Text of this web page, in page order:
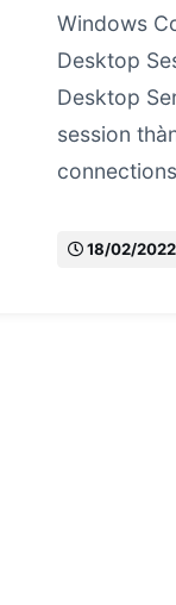
Windows
Desktop
Desktop
session
18/02/2022